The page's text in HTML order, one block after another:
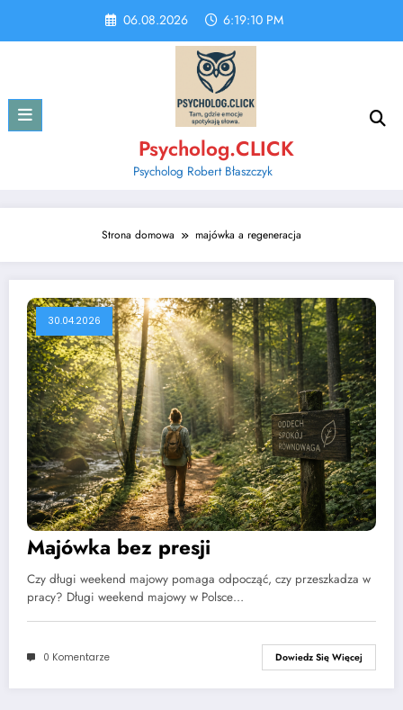
content
06.08.2026 6:19:11 PM
Psycholog.CLICK
Psycholog Robert Błaszczyk
Strona domowa majówka a regeneracja
30.04.2026
Majówka bez presji
Czy długi weekend majowy pomaga odpocząć, czy przeszkadza w
pracy? Długi weekend majowy w Polsce…
0 Komentarze Dowiedz Się Więcej